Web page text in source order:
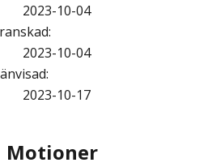
2023-10-04
:
2023-10-04
:
2023-10-17
Motioner